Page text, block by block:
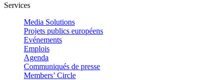
Services
Media Solutions
Projets publics européens
Evénements
Emplois
Agenda
Communiqués de presse
Members’ Circle